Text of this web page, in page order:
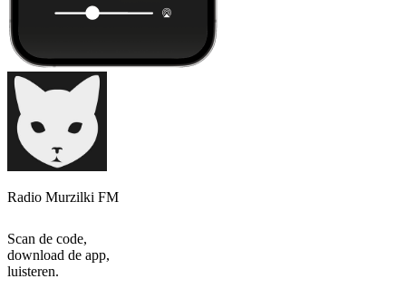
Radio Murzilki FM
Scan de code,
download de app,
luisteren.